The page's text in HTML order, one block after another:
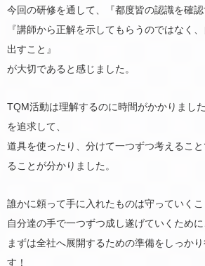
今回の研修を通して、『都度皆の認識を確認
『講師から正解を示してもらうのではなく
出すこと』
が大切であると感じました。
TQM活動は理解するのに時間がかかりまし
を追求して、
道具を使ったり、分けて一つずつ考えるこ
ることが分かりました。
誰かに頼って手に入れたものは守っていくこ
自分達の手で一つずつ成し遂げていくために
まずは全社へ展開するための準備をしっか
す！